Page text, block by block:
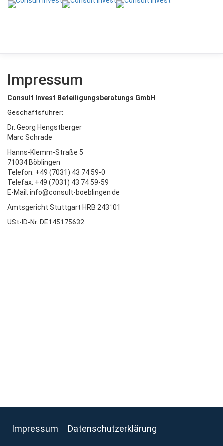
Impressum
Consult Invest Beteiligungsberatungs GmbH
Geschäftsführer:
Dr. Georg Hengstberger
Marc Schrade
Hanns-Klemm-Straße 5
71034 Böblingen
Telefon: +49 (7031) 43 74 59-0
Telefax: +49 (7031) 43 74 59-59
E-Mail: info@consult-boeblingen.de
Amtsgericht Stuttgart HRB 243101
USt-ID-Nr. DE145175632
Impressum Datenschutzerklärung